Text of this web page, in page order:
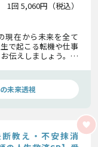
1回 5,060円（税込）
現在から未来を全て
で起こる転機や仕事
伝えしましょう。あ
未来透視
教え・不安抹消